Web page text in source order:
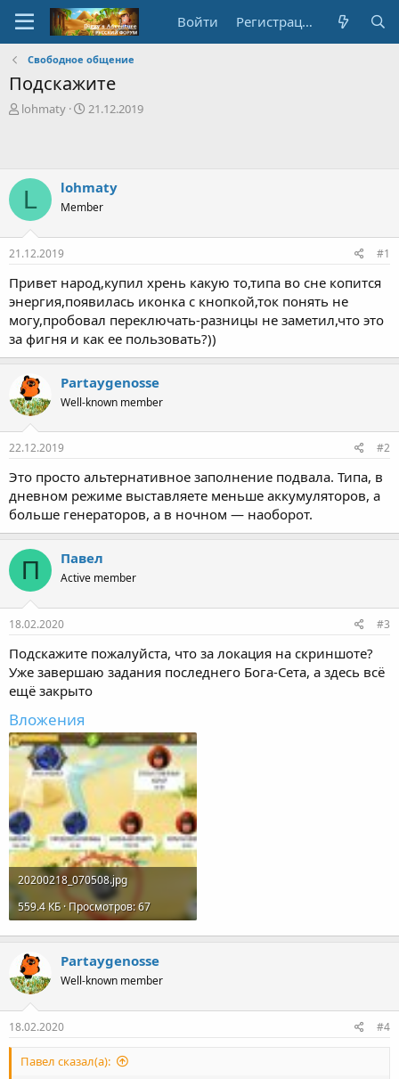
Войти Регистрация
Свободное общение
Подскажите
А
т
м
ы
lohmaty
Д
о
з
а
я
21.12.2019
L lohmaty
Member
21.12.2019 #1
Привет народ,купил хрень какую то,типа во сне копится
энергия,появилась иконка с кнопкой,ток понять не
могу,пробовал переключать-разницы не заметил,что это
за фигня и как ее пользовать?))
Partaygenosse
Well-known member
22.12.2019 #2
Это просто альтернативное заполнение подвала. Типа, в
дневном режиме выставляете меньше аккумуляторов, а
больше генераторов, а в ночном — наоборот.
П Павел
Active member
18.02.2020 #3
Подскажите пожалуйста, что за локация на скриншоте?
Уже завершаю задания последнего Бога-Сета, а здесь всё
ещё закрыто
Вложения
20200218_070508.jpg
559.4 КБ · Просмотров: 67
Partaygenosse
Well-known member
18.02.2020 #4
Павел сказал(а):